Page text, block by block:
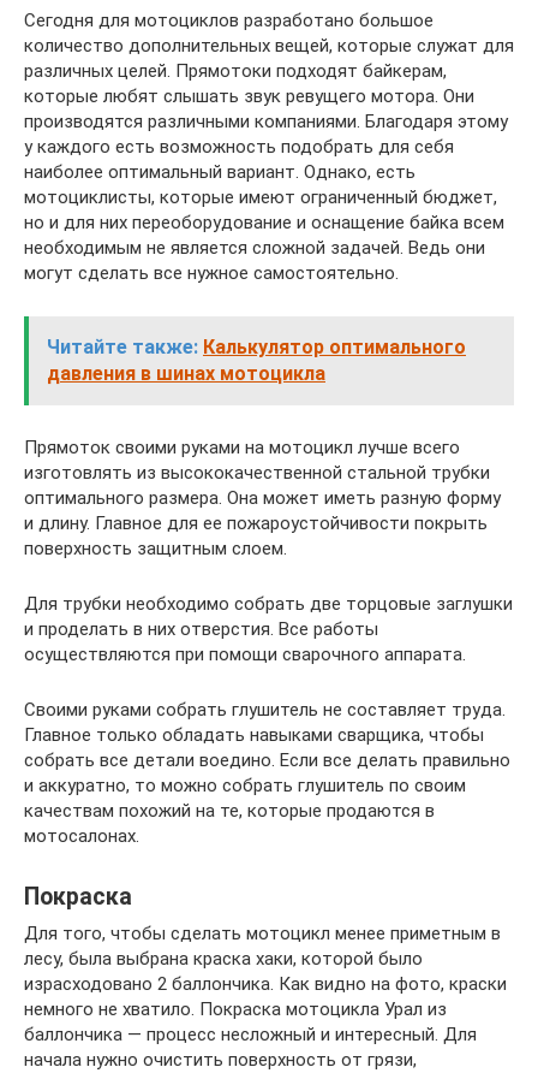
Сегодня для мотоциклов разработано большое
количество дополнительных вещей, которые служат для
различных целей. Прямотоки подходят байкерам,
которые любят слышать звук ревущего мотора. Они
производятся различными компаниями. Благодаря этому
у каждого есть возможность подобрать для себя
наиболее оптимальный вариант. Однако, есть
мотоциклисты, которые имеют ограниченный бюджет,
но и для них переоборудование и оснащение байка всем
необходимым не является сложной задачей. Ведь они
могут сделать все нужное самостоятельно.
Читайте также: Калькулятор оптимального
давления в шинах мотоцикла
Прямоток своими руками на мотоцикл лучше всего
изготовлять из высококачественной стальной трубки
оптимального размера. Она может иметь разную форму
и длину. Главное для ее пожароустойчивости покрыть
поверхность защитным слоем.
Для трубки необходимо собрать две торцовые заглушки
и проделать в них отверстия. Все работы
осуществляются при помощи сварочного аппарата.
Своими руками собрать глушитель не составляет труда.
Главное только обладать навыками сварщика, чтобы
собрать все детали воедино. Если все делать правильно
и аккуратно, то можно собрать глушитель по своим
качествам похожий на те, которые продаются в
мотосалонах.
Покраска
Для того, чтобы сделать мотоцикл менее приметным в
лесу, была выбрана краска хаки, которой было
израсходовано 2 баллончика. Как видно на фото, краски
немного не хватило. Покраска мотоцикла Урал из
баллончика — процесс несложный и интересный. Для
начала нужно очистить поверхность от грязи,